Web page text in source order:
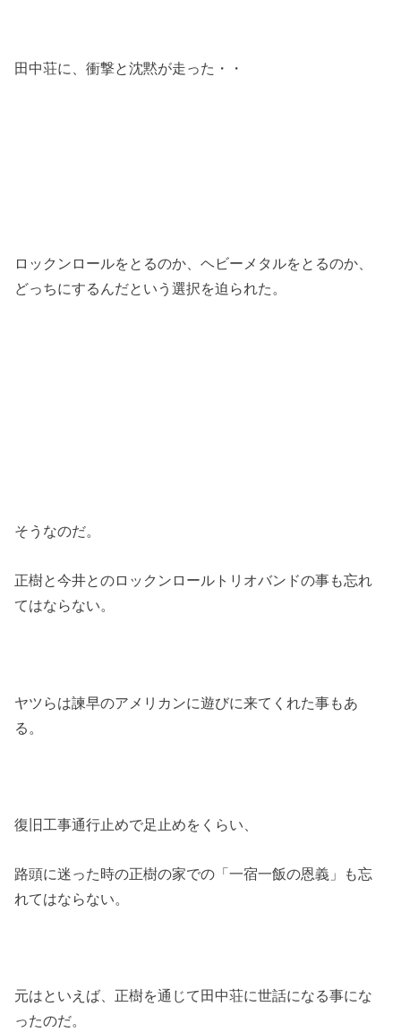
田中荘に、衝撃と沈黙が走った・・
ロックンロールをとるのか、ヘビーメタルをとるのか、
どっちにするんだという選択を迫られた。
そうなのだ。
正樹と今井とのロックンロールトリオバンドの事も忘れ
てはならない。
ヤツらは諫早のアメリカンに遊びに来てくれた事もあ
る。
復旧工事通行止めで足止めをくらい、
路頭に迷った時の正樹の家での「一宿一飯の恩義」も忘
れてはならない。
元はといえば、正樹を通じて田中荘に世話になる事にな
ったのだ。